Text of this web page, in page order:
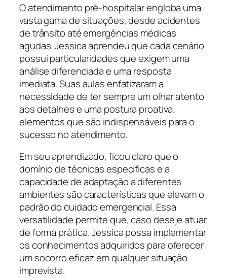
O atendimento pré-hospitalar engloba uma
vasta gama de situações, desde acidentes
de trânsito até emergências médicas
agudas. Jessica aprendeu que cada cenário
possui particularidades que exigem uma
análise diferenciada e uma resposta
imediata. Suas aulas enfatizaram a
necessidade de ter sempre um olhar atento
aos detalhes e uma postura proativa,
elementos que são indispensáveis para o
sucesso no atendimento.
Em seu aprendizado, ficou claro que o
domínio de técnicas específicas e a
capacidade de adaptação a diferentes
ambientes são características que elevam o
padrão do cuidado emergencial. Essa
versatilidade permite que, caso deseje atuar
de forma prática, Jessica possa implementar
os conhecimentos adquiridos para oferecer
um socorro eficaz em qualquer situação
imprevista.